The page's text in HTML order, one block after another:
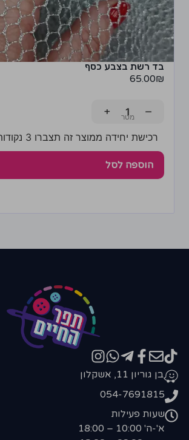
בד רשת בצבע כסף
65.00₪
−
+
רכישת יחידה ממוצר זה תצברו 3 נקודות!
הוספה לסל
בן גוריון 11, אשקלון
054-7691815
שעות פעילות
א'-ה' 10:00 – 18:00